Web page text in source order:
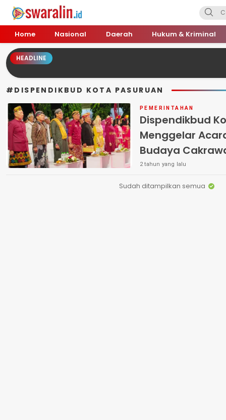
Swara Lin
Independent, Tajam & Profesional
Home Nasional Daerah Hukum & Kriminal
HEADLINE
#DISPENDIKBUD KOTA PASURUAN
PEMERINTAHAN
Dispendikbud
Menggelar
Budaya
2 tahun yang lalu
Sudah ditampilkan semua